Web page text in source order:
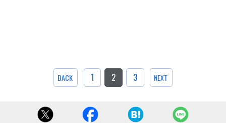
BACK 1 2 3 NEXT